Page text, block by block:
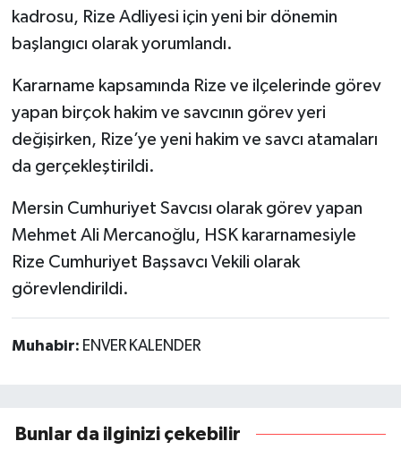
kadrosu, Rize Adliyesi için yeni bir dönemin
başlangıcı olarak yorumlandı.
Kararname kapsamında Rize ve ilçelerinde görev
yapan birçok hakim ve savcının görev yeri
değişirken, Rize’ye yeni hakim ve savcı atamaları
da gerçekleştirildi.
Mersin Cumhuriyet Savcısı olarak görev yapan
Mehmet Ali Mercanoğlu, HSK kararnamesiyle
Rize Cumhuriyet Başsavcı Vekili olarak
görevlendirildi.
Muhabir: ENVER KALENDER
Bunlar da ilginizi çekebilir